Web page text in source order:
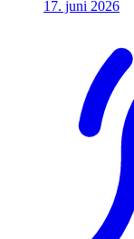
17. juni 2026